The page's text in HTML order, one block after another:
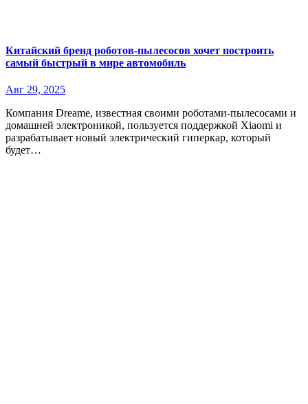
Китайский бренд роботов-пылесосов хочет построить
самый быстрый в мире автомобиль
Авг 29, 2025
Компания Dreame, известная своими роботами-пылесосами и
домашней электроникой, пользуется поддержкой Xiaomi и
разрабатывает новый электрический гиперкар, который
будет…